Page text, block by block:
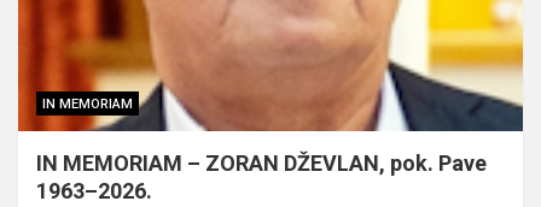
IN MEMORIAM
IN MEMORIAM – ZORAN DŽEVLAN, pok. Pave
1963–2026.